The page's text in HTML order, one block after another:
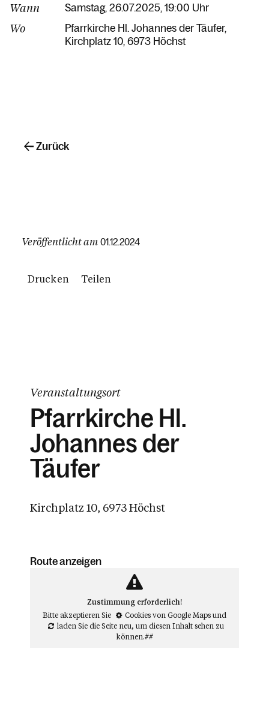
Wann Samstag, 26.07.2025, 19:00 Uhr
Wo
Pfarrkirche Hl. Johannes der Täufer
Kirchplatz 10 6973 Höchst
Veröffentlicht am 01.12.2024
Drucken Teilen
Zurück
Veranstaltungsort
Pfarrkirche Hl.
Johannes der
Täufer
Kirchplatz 10, 6973 Höchst
Route anzeigen
Zustimmung erforderlich!
Bitte akzeptieren Sie
Cookies von Google Mapsund
laden Sie die Seite neu, um diesen Inhalt sehen zu
können.##